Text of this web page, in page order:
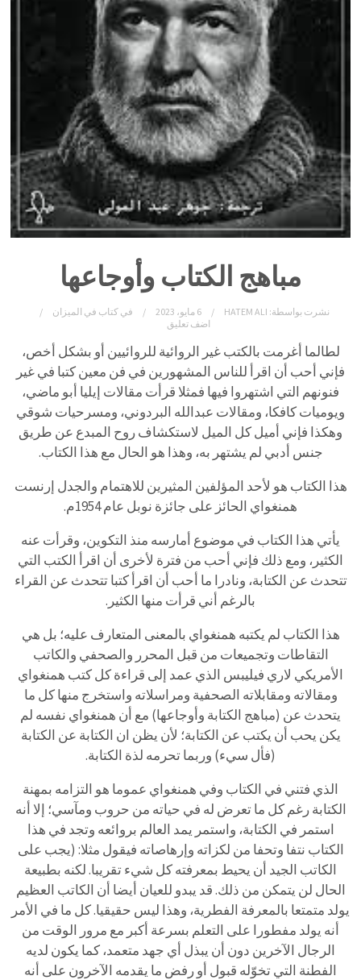
مباهج الكتاب وأوجاعها
نشرت بواسطة: HATEM ALI 6 مايو، 2023 في كتاب في الميزان
اضف تعليق
لطالما أغرمت بالكتب غير الروائية للروائيين أو بشكل أخص،
فإني أحب أن اقرأ للناس المشهورين في فن معين كتبا في غير
فنونهم التي اشتهروا فيها فمثلا قرأت مقالات إيليا أبو ماضي،
ويوميات كافكا، ومقالات عبدالله البردوني، ومسرحيات شوقي
وهكذا فإني أميل كل الميل لاستكشاف روح المبدع عن طريق
جنس أدبي لم يشتهر به، وهذا هو الحال مع هذا الكتاب.
هذا الكتاب هو لأحد المؤلفين المثيرين للاهتمام والجدل إرنست
همنغواي الحائز على جائزة نوبل عام 1954م.
يأتي هذا الكتاب في موضوع أمارسه منذ التكوين، وقرأت عنه
الكثير، ومع ذلك فإني أحب من فترة لأخرى أن اقرأ الكتب التي
تتحدث عن الكتابة، ونادرا ما أحب أن اقرأ كتبا تتحدث عن القراء
بالرغم أني قرأت منها الكثير.
هذا الكتاب لم يكتبه همنغواي بالمعنى المتعارف عليه؛ بل هي
التقاطات وتجميعات من قبل المحرر والصحفي والكاتب
الأمريكي لاري فيليبس الذي عمد إلى قراءة كل كتب همنغواي
ومقالاته ومقابلاته الصحفية ومراسلاته واستخرج منها كل ما
يتحدث عن (مباهج الكتابة وأوجاعها) مع أن همنغواي نفسه لم
يكن يحب أن يكتب عن الكتابة؛ لأن يظن ان الكتابة عن الكتابة
(فأل سيء) وربما تحرمه لذة الكتابة.
الذي فتني في الكتاب وفي همنغواي عموما هو التزامه بمهنة
الكتابة رغم كل ما تعرض له في حياته من حروب ومآسي؛ إلا أنه
استمر في الكتابة، واستمر يمد العالم بروائعه وتجد في هذا
الكتاب نتفا وتحفا من لكزاته وإرهاصاته فيقول مثلا: (يجب على
الكاتب الجيد أن يحيط بمعرفته كل شيء تقريبا. لكنه بطبيعة
الحال لن يتمكن من ذلك. قد يبدو للعيان أيضا أن الكاتب العظيم
يولد متمتعا بالمعرفة الفطرية، وهذا ليس حقيقيا. كل ما في الأمر
أنه يولد مفطورا على التعلم بسرعة أكبر مع مرور الوقت من
الرجال الآخرين دون أن يبذل أي جهد متعمد، كما يكون لديه
الفطنة التي تخوّله قبول أو رفض ما يقدمه الآخرون على أنه